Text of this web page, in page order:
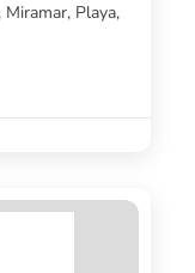
Playa,